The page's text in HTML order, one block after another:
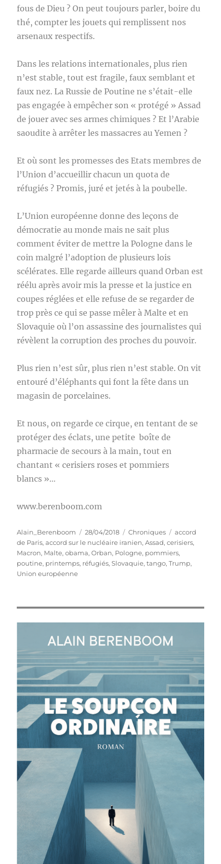
fous de Dieu ? On peut toujours parler, boire du
thé, compter les jouets qui remplissent nos
arsenaux respectifs.
Dans les relations internationales, plus rien
n’est stable, tout est fragile, faux semblant et
faux nez. La Russie de Poutine ne s’était-elle
pas engagée à empêcher son « protégé » Assad
de jouer avec ses armes chimiques ? Et l’Arabie
saoudite à arrêter les massacres au Yemen ?
Et où sont les promesses des Etats membres de
l’Union d’accueillir chacun un quota de
réfugiés ? Promis, juré et jetés à la poubelle.
L’Union européenne donne des leçons de
démocratie au monde mais ne sait plus
comment éviter de mettre la Pologne dans le
coin malgré l’adoption de plusieurs lois
scélérates. Elle regarde ailleurs quand Orban est
réélu après avoir mis la presse et la justice en
coupes réglées et elle refuse de se regarder de
trop près ce qui se passe mêler à Malte et en
Slovaquie où l’on assassine des journalistes qui
révèlent la corruption des proches du pouvoir.
Plus rien n’est sûr, plus rien n’est stable. On vit
entouré d’éléphants qui font la fête dans un
magasin de porcelaines.
Et nous, on regarde ce cirque, en tentant de se
protéger des éclats, une petite boîte de
pharmacie de secours à la main, tout en
chantant « cerisiers roses et pommiers
blancs »…
www.berenboom.com
Auteur
Alain_Berenboom
Publié
le
28/04/2018 Catégories
Chroniques Étiquettes
accord
de Paris,accord sur le nucléaire iranien,Assad,cerisiers,
Macron, Malte,obama,Orban, Pologne, pommiers,
poutine, printemps, réfugiés,Slovaquie,tango,Trump,
Union européenne